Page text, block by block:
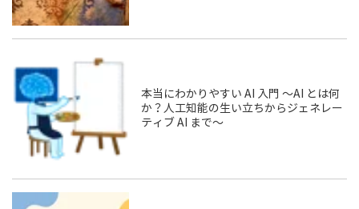
本当にわかりやすい AI 入門 ～AI とは何
か？人工知能の生い立ちからジェネレー
ティブ AI まで～